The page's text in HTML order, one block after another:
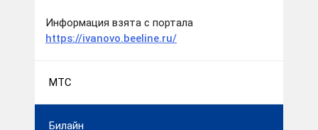
Информация взята с портала
https://ivanovo.beeline.ru/
МТС
Билайн